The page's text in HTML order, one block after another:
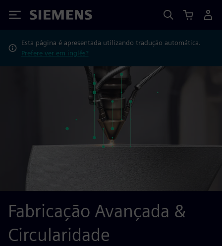
Siemens
Esta página é apresentada utilizando tradução automática.
Prefere ver em inglês?
Fabricação Avançada &
Circularidade